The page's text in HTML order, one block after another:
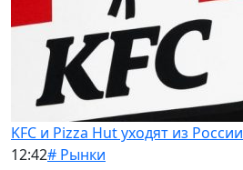
KFC и Pizza Hut уходят из России
12:42# Рынки